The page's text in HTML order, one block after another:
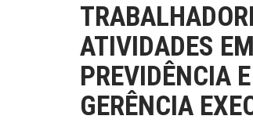
ATIVIDADES
PREVIDÊNCIA
GERÊNCIA